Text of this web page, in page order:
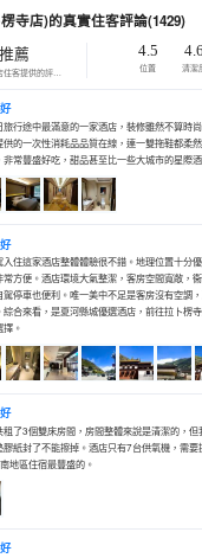
寺店)的真實住客評論(1429)
薦
永安旅遊評價由真實酒店住客提供的評價。
4.5
位置
4.6
清潔
旅行途中最滿意的一家酒店，裝修雖然不算時
供的一次性消耗品品質在線，連一雙拖鞋都柔
非常豐盛好吃，甜品甚至比一些大城市的星際
入住這家酒店整體體驗很不錯。地理位置十分
常方便。酒店環境大氣整潔，客房空間寬敞，
駕停車也便利。唯一美中不足是客房沒有空調
綜合來看，是夏河縣城優選酒店，前往拉卜楞
擇。
租了3個雙床房間，房間整體來說是清潔的，
膠紙封了不能擦掉。酒店只有7台供氧機，需
地區住宿最豐盛的。